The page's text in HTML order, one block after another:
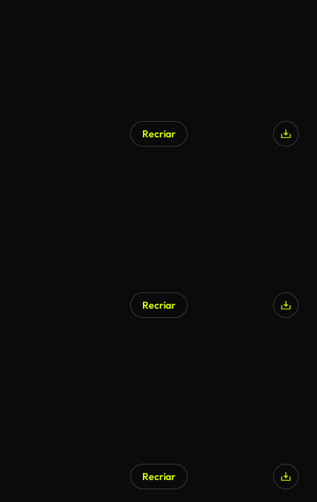
Recriar
Recriar
Recriar